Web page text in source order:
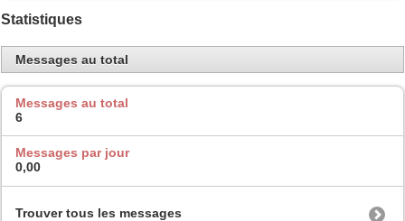
Statistiques
Messages au total
Messages au total
6
Messages par jour
0,00
Trouver tous les messages